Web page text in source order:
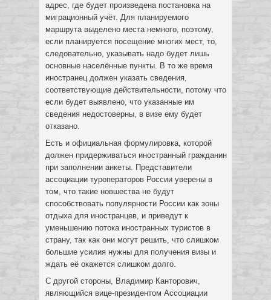
адрес, где будет произведена постановка на
миграционный учёт. Для планируемого
маршрута выделено места немного, поэтому,
если планируется посещение многих мест, то,
следовательно, указывать надо будет лишь
основные населённые пункты. В то же время
иностранец должен указать сведения,
соответствующие действительности, потому что
если будет выявлено, что указанные им
сведения недостоверны, в визе ему будет
отказано.
Есть и официальная формулировка, которой
должен придерживаться иностранный гражданин
при заполнении анкеты. Представители
ассоциации туроператоров России уверены в
том, что такие новшества не будут
способствовать популярности России как зоны
отдыха для иностранцев, и приведут к
уменьшению потока иностранных туристов в
страну, так как они могут решить, что слишком
большие усилия нужны для получения визы и
ждать её окажется слишком долго.
С другой стороны, Владимир Канторович,
являющийся вице-президентом Ассоциации